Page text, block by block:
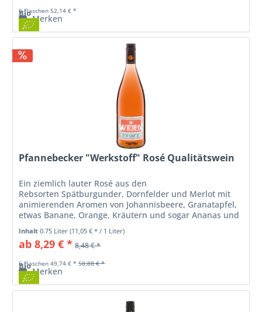
Bio
6 Flaschen 52,14 € *
Merken
Bio
Pfannebecker "Werkstoff" Rosé Qualitätswein
Ein ziemlich lauter Rosé aus den
Rebsorten Spätburgunder, Dornfelder und Merlot mit
animierenden Aromen von Johannisbeere, Granatapfel,
etwas Banane, Orange, Kräutern und sogar Ananas und
Biskuit. Im Mund ist er feinsaftig mit festem...
Inhalt0.75 Liter(11,05 € * / 1 Liter)
ab 8,29 € * 8,48 € *
6 Flaschen 49,74 € * 50,88 € *
Merken